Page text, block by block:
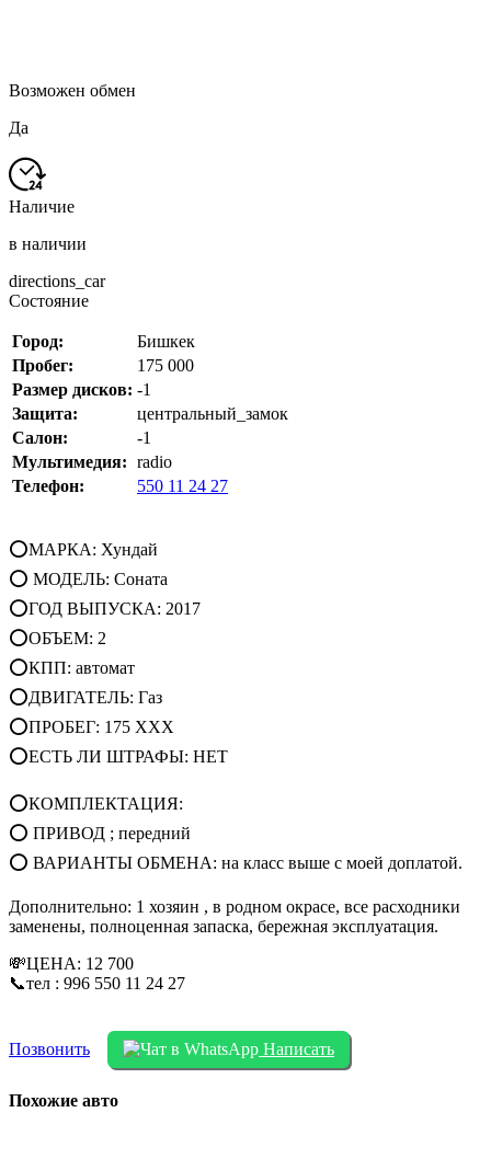
Возможен обмен
Да
Наличие
в наличии
directions_car
Состояние
Город:
Бишкек
Пробег:
175 000
Размер дисков: -1
Защита:
центральный_замок
Салон:
-1
Мультимедия: radio
Телефон:
550 11 24 27
⭕МАРКА: Хундай
⭕ МОДЕЛЬ: Соната
⭕ГОД ВЫПУСКА: 2017
⭕ОБЪЕМ: 2
⭕КПП: автомат
⭕ДВИГАТЕЛЬ: Газ
⭕ПРОБЕГ: 175 XXX
⭕ЕСТЬ ЛИ ШТРАФЫ: НЕТ
⭕КОМПЛЕКТАЦИЯ:
⭕ ПРИВОД ; передний
⭕ ВАРИАНТЫ ОБМЕНА: на класс выше с моей доплатой.
Дополнительно: 1 хозяин , в родном окрасе, все расходники
заменены, полноценная запаска, бережная эксплуатация.
💸ЦЕНА: 12 700
📞тел : 996 550 11 24 27
Позвонить Написать
Похожие авто